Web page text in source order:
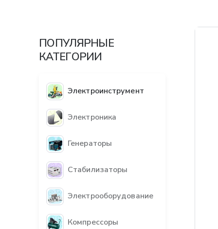
ПОПУЛЯРНЫЕ
КАТЕГОРИИ
Электроинструмент
Электроника
Генераторы
Стабилизаторы
Электрооборудование
Компрессоры